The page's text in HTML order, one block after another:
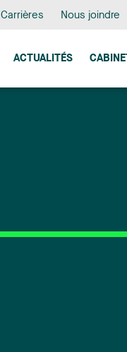
Carrières Nous joindre
ACTUALITÉS